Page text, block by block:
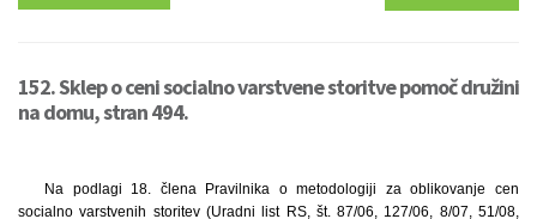
152. Sklep o ceni socialno varstvene storitve pomoč družini
na domu, stran 494.
Na podlagi 18. člena Pravilnika o metodologiji za oblikovanje cen
socialno varstvenih storitev (Uradni list RS, št. 87/06, 127/06, 8/07, 51/08,